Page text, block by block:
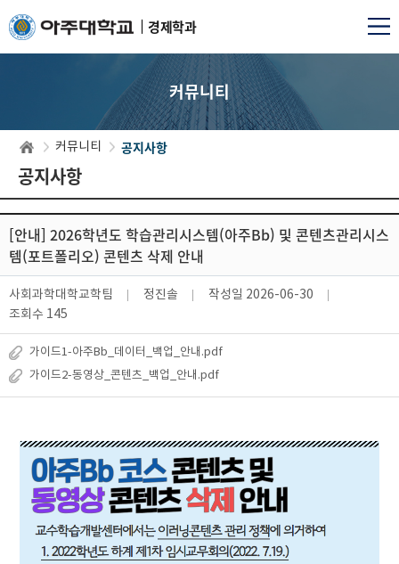
경제학과
커뮤니티
커뮤니티 공지사항
공지사항
[안내] 2026학년도 학습관리시스템(아주Bb) 및 콘텐츠관리시스
템(포트폴리오) 콘텐츠 삭제 안내
사회과학대학교학팀 정진솔 작성일 2026-06-30
조회수 145
가이드1-아주Bb_데이터_백업_안내.pdf
가이드2-동영상_콘텐츠_백업_안내.pdf